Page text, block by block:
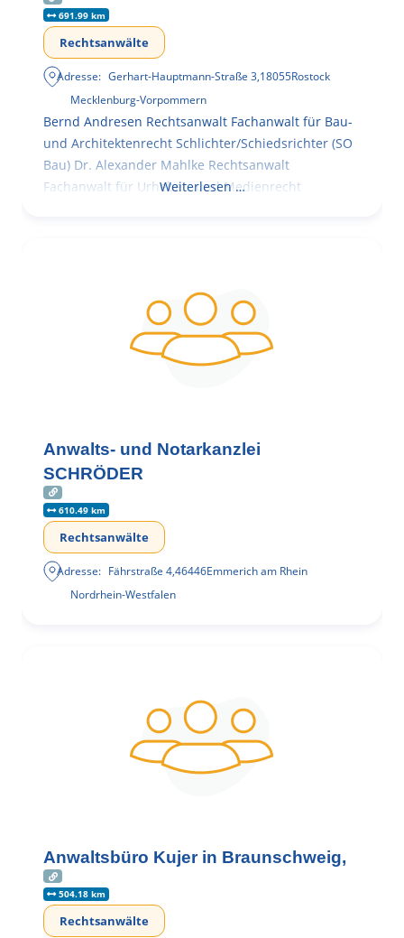
691.99 km
Rechtsanwälte
Adresse: Gerhart-Hauptmann-Straße 3,18055Rostock
Mecklenburg-Vorpommern
Bernd Andresen Rechtsanwalt Fachanwalt für Bau-
und Architektenrecht Schlichter/Schiedsrichter (SO
Bau) Dr. Alexander Mahlke Rechtsanwalt
Fachanwalt für Urheber- und Medienrecht
Weiterlesen …
Anwalts- und Notarkanzlei
SCHRÖDER
610.49 km
Rechtsanwälte
Adresse: Fährstraße 4,46446Emmerich am Rhein
Nordrhein-Westfalen
Anwaltsbüro Kujer in Braunschweig,
504.18 km
Rechtsanwälte